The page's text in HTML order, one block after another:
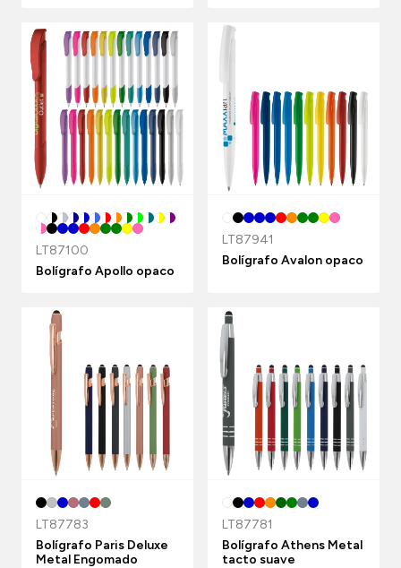
LT87100
Bolígrafo Apollo opaco
LT87941
Bolígrafo Avalon opaco
LT87783
Bolígrafo Paris Deluxe
Metal Engomado
LT87781
Bolígrafo Athens Metal
tacto suave